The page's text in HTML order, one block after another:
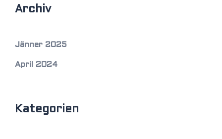
Archiv
Jänner 2025
April 2024
Kategorien